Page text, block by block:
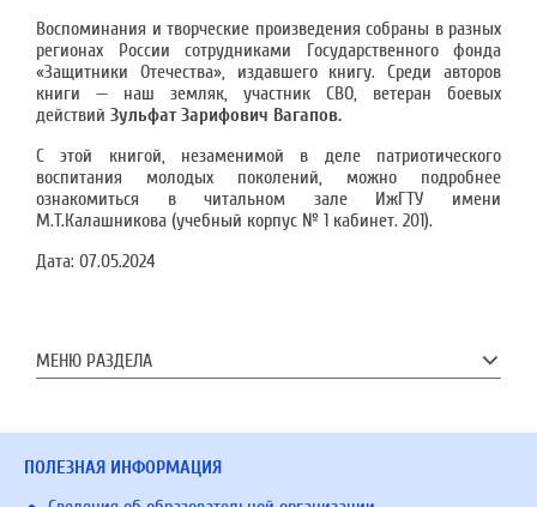
Воспоминания и творческие произведения собраны в разных
регионах России сотрудниками Государственного фонда
«Защитники Отечества», издавшего книгу. Среди авторов
книги — наш земляк, участник СВО, ветеран боевых
действий Зульфат Зарифович Вагапов.
С этой книгой, незаменимой в деле патриотического
воспитания молодых поколений, можно подробнее
ознакомиться в читальном зале ИжГТУ имени
М.Т.Калашникова (учебный корпус № 1 кабинет. 201).
Дата: 07.05.2024
МЕНЮ РАЗДЕЛА
ПОЛЕЗНАЯ ИНФОРМАЦИЯ